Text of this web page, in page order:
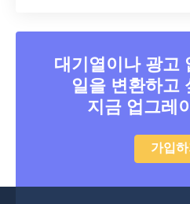
대기열이나 광고
일을 변환하고
지금 업그레
가입하